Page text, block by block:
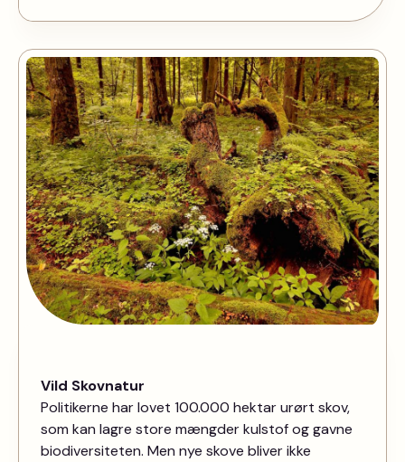
Vild Skovnatur
Politikerne har lovet 100.000 hektar urørt skov,
som kan lagre store mængder kulstof og gavne
biodiversiteten. Men nye skove bliver ikke